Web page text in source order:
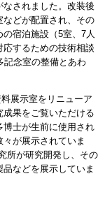
されました。改装後
どが配置され、その
宿泊施設（5室、7人
するための技術相談
記念室の整備とあわ
展示室をリニューア
果をご覧いただける
博士が生前に使用され
が展示されていま
所が研究開発し、その
などを展示していま